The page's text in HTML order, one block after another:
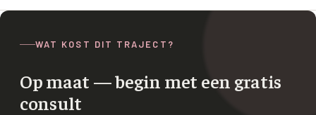
WAT KOST DIT TRAJECT?
Op maat — begin met een gratis
consult